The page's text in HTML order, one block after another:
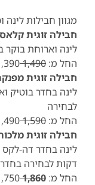
מגוון חבילות לינה וספא, ל 24 שעות של
חבילה זוגית
לינה וארוחת בוקר
החל מ: 1,490
1,390
חבילה זוגית
לבחירה
החל מ: 1,590
1,490
חבילה זוגית
דקות לבחירה בחדר
החל מ: 1,860
1,750